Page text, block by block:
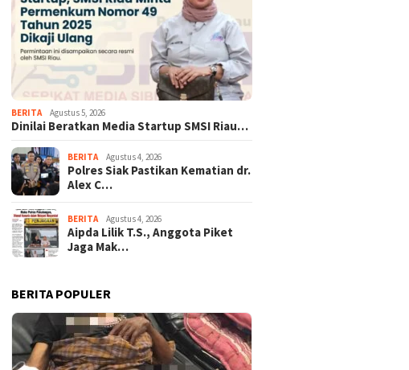
BERITA Agustus 5, 2026
Dinilai Beratkan Media Startup SMSI Riau…
BERITA Agustus 4, 2026
Polres Siak Pastikan Kematian dr.
Alex C…
BERITA Agustus 4, 2026
Aipda Lilik T.S., Anggota Piket
Jaga Mak…
BERITA POPULER